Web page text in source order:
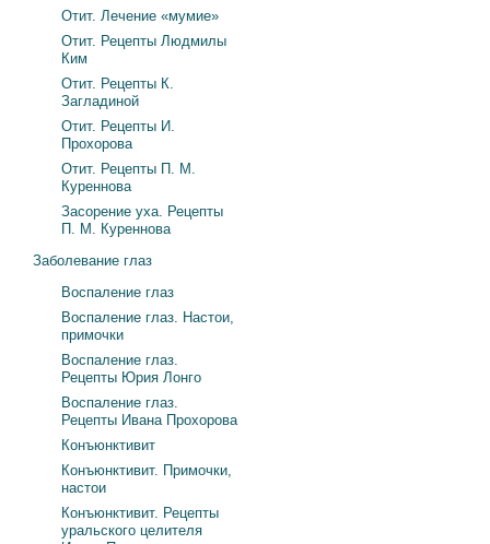
Отит. Лечение «мумие»
Отит. Рецепты Людмилы
Ким
Отит. Рецепты К.
Загладиной
Отит. Рецепты И.
Прохорова
Отит. Рецепты П. М.
Куреннова
Засорение уха. Рецепты
П. М. Куреннова
Заболевание глаз
Воспаление глаз
Воспаление глаз. Настои,
примочки
Воспаление глаз.
Рецепты Юрия Лонго
Воспаление глаз.
Рецепты Ивана Прохорова
Конъюнктивит
Конъюнктивит. Примочки,
настои
Конъюнктивит. Рецепты
уральского целителя